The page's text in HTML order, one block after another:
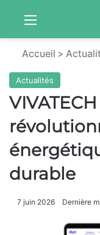
Menu
Accueil >
Actualités
durable
7 juin 2026 Dernière